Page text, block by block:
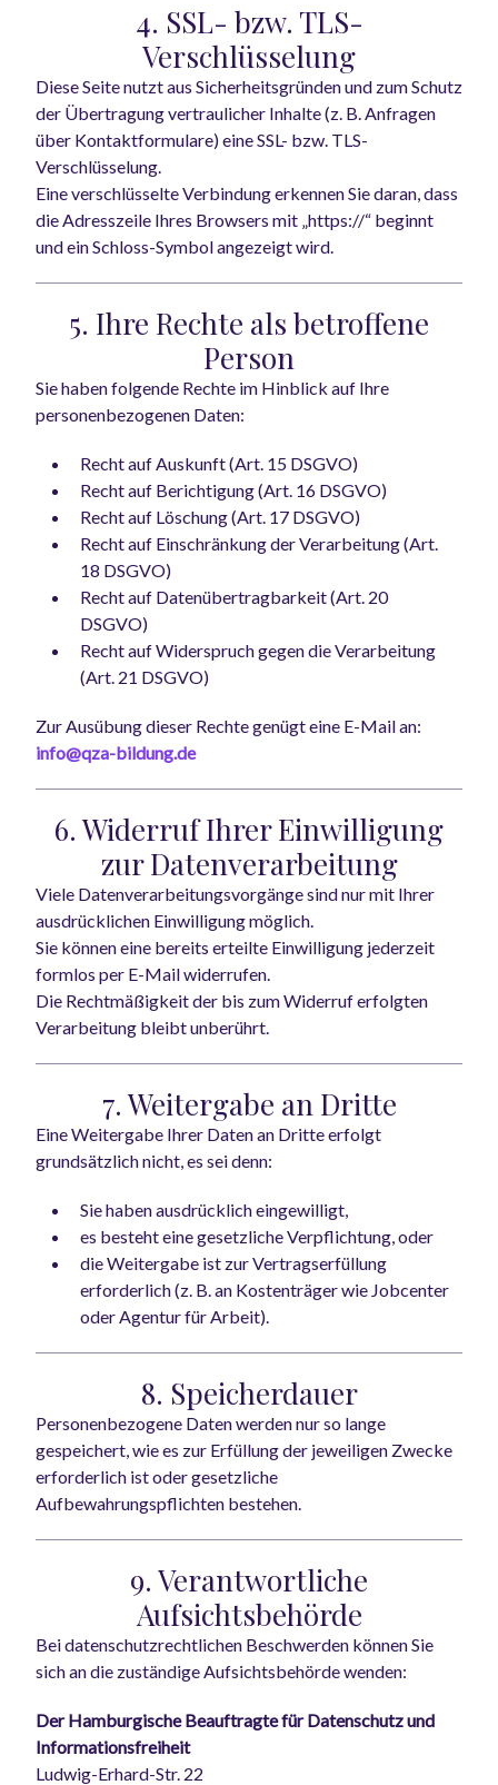
4. SSL- bzw. TLS-
Verschlüsselung
Diese Seite nutzt aus Sicherheitsgründen und zum Schutz
der Übertragung vertraulicher Inhalte (z. B. Anfragen
über Kontaktformulare) eine SSL- bzw. TLS-
Verschlüsselung.
Eine verschlüsselte Verbindung erkennen Sie daran, dass
die Adresszeile Ihres Browsers mit „https://“ beginnt
und ein Schloss-Symbol angezeigt wird.
5. Ihre Rechte als betroffene
Person
Sie haben folgende Rechte im Hinblick auf Ihre
personenbezogenen Daten:
Recht auf Auskunft (Art. 15 DSGVO)
Recht auf Berichtigung (Art. 16 DSGVO)
Recht auf Löschung (Art. 17 DSGVO)
Recht auf Einschränkung der Verarbeitung (Art.
18 DSGVO)
Recht auf Datenübertragbarkeit (Art. 20
DSGVO)
Recht auf Widerspruch gegen die Verarbeitung
(Art. 21 DSGVO)
Zur Ausübung dieser Rechte genügt eine E-Mail an:
info@qza-bildung.de
6. Widerruf Ihrer Einwilligung
zur Datenverarbeitung
Viele Datenverarbeitungsvorgänge sind nur mit Ihrer
ausdrücklichen Einwilligung möglich.
Sie können eine bereits erteilte Einwilligung jederzeit
formlos per E-Mail widerrufen.
Die Rechtmäßigkeit der bis zum Widerruf erfolgten
Verarbeitung bleibt unberührt.
7. Weitergabe an Dritte
Eine Weitergabe Ihrer Daten an Dritte erfolgt
grundsätzlich nicht, es sei denn:
Sie haben ausdrücklich eingewilligt,
es besteht eine gesetzliche Verpflichtung, oder
die Weitergabe ist zur Vertragserfüllung
erforderlich (z. B. an Kostenträger wie Jobcenter
oder Agentur für Arbeit).
8. Speicherdauer
Personenbezogene Daten werden nur so lange
gespeichert, wie es zur Erfüllung der jeweiligen Zwecke
erforderlich ist oder gesetzliche
Aufbewahrungspflichten bestehen.
9. Verantwortliche
Aufsichtsbehörde
Bei datenschutzrechtlichen Beschwerden können Sie
sich an die zuständige Aufsichtsbehörde wenden:
Der Hamburgische Beauftragte für Datenschutz und
Informationsfreiheit
Ludwig-Erhard-Str. 22